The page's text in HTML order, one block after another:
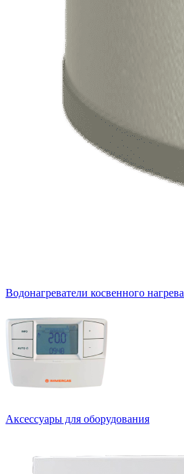
Водонагреватели косвенного нагрева
Аксессуары для оборудования